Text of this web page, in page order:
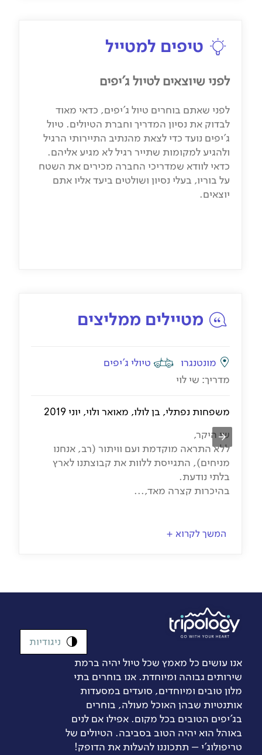
טיפים למטייל
לפני שיוצאים לטיול ג'יפים
לפני שאתם בוחרים טיול ג'יפים, כדאי מאוד
לבדוק את נסיון המדריך וחברת הטיולים. טיול
ג'יפים נועד כדי לצאת מהנתיב התיירותי הרגיל
ולהגיע למקומות שתייר רגיל לא מגיע אליהם.
כדאי לוודא שמדריכי החברה מכירים את השטח
על בוריו, בעלי נסיון ושולטים ביעד אליו אתם
יוצאים.
מטיילים ממליצים
מונטנגרו
טיולי ג'יפים
מדריך: שי לוי
משפחות נפתלי, בן לולו, מאואר ולוי, יוני 2019
שי היקר,
ללא התראה מוקדמת ועם וויתור (רב, אנחנו
מניחים), התגייסת ללוות את קבוצתנו לארץ
בלתי נודעת.
בהיכרות קצרה מאד,...
המשך לקרוא +
אנו עושים כל מאמץ שכל טיול יהיה ברמת
שירותים גבוהה ומיוחדת. אנו בוחרים בתי
מלון טובים ומיוחדים, סועדים במסעדות
אותנטיות שבהן האוכל מעולה, בוחרים
בג’יפים הטובים בכל מקום. אפילו אם לנים
באוהל הוא יהיה הטוב בסביבה. הטיולים של
טריפולוג'י – תתכוננו להעלות את הדופק!
ניגודיות